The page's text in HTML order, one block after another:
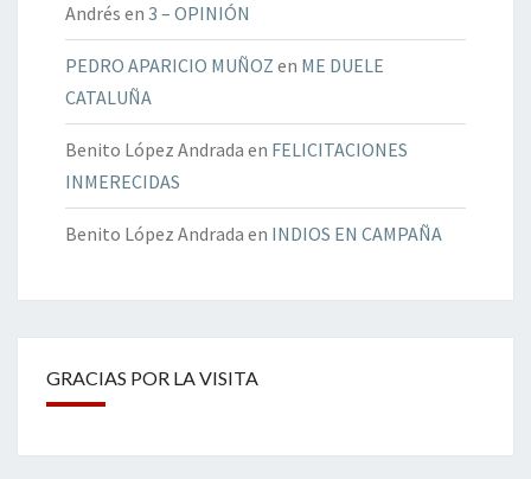
Andrés en 3 – OPINIÓN
PEDRO APARICIO MUÑOZ en ME DUELE
CATALUÑA
Benito López Andrada en FELICITACIONES
INMERECIDAS
Benito López Andrada en INDIOS EN CAMPAÑA
GRACIAS POR LA VISITA